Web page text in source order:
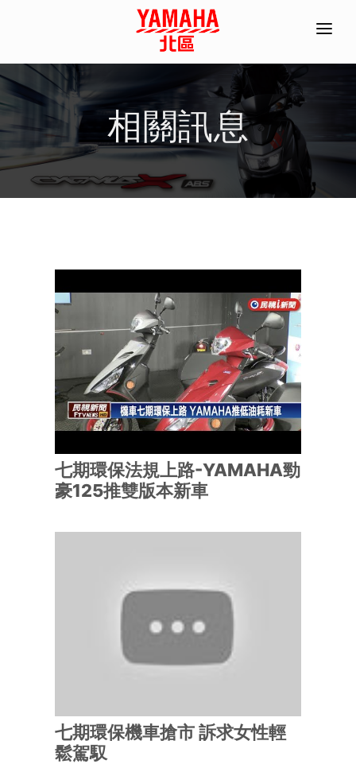
首頁
全機種產品/分期
經銷據點
常見問題
聯絡資訊
線上商城
預約試乘
相關訊息
七期環保法規上路-YAMAHA勁
豪125推雙版本新車
七期環保機車搶市 訴求女性輕
鬆駕馭